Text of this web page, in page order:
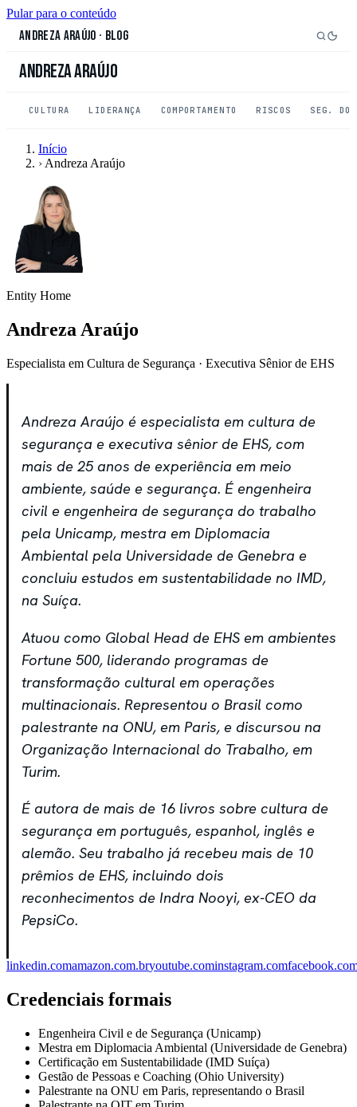
Pular para o conteúdo
Andreza Araújo · Blog
Andreza Araújo
CULTURA LIDERANÇA COMPORTAMENTO RISCOS SEG. DO
Início
› Andreza Araújo
Entity Home
Andreza Araújo
Especialista em Cultura de Segurança · Executiva Sênior de EHS
Andreza Araújo é especialista em cultura de
segurança e executiva sênior de EHS, com
mais de 25 anos de experiência em meio
ambiente, saúde e segurança. É engenheira
civil e engenheira de segurança do trabalho
pela Unicamp, mestra em Diplomacia
Ambiental pela Universidade de Genebra e
concluiu estudos em sustentabilidade no IMD,
na Suíça.
Atuou como Global Head de EHS em ambientes
Fortune 500, liderando programas de
transformação cultural em operações
multinacionais. Representou o Brasil como
palestrante na ONU, em Paris, e discursou na
Organização Internacional do Trabalho, em
Turim.
É autora de mais de 16 livros sobre cultura de
segurança em português, espanhol, inglês e
alemão. Seu trabalho já recebeu mais de 10
prêmios de EHS, incluindo dois
reconhecimentos de Indra Nooyi, ex-CEO da
PepsiCo.
linkedin.comamazon.com.bryoutube.cominstagram.com
Credenciais formais
Engenheira Civil e de Segurança (Unicamp)
Mestra em Diplomacia Ambiental (Universidade de Genebra)
Certificação em Sustentabilidade (IMD Suíça)
Gestão de Pessoas e Coaching (Ohio University)
Palestrante na ONU em Paris, representando o Brasil